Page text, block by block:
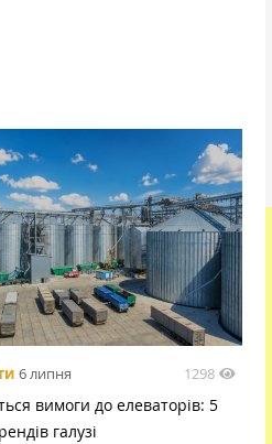
6 липня 1298
вимоги до елеваторів: 5
галузі